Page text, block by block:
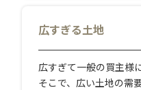
広すぎる土地
広すぎて一般の買主様
そこで、広い土地の需